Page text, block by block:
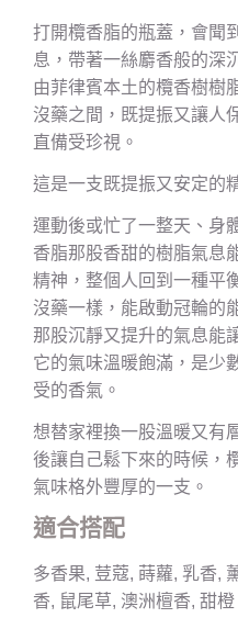
打開欖香脂的瓶蓋，會聞
息，帶著一絲麝香般的深
由菲律賓本土的欖香樹樹
沒藥之間，既提振又讓人
直備受珍視。
這是一支既提振又安定的
運動後或忙了一整天、身
香脂那股香甜的樹脂氣息
精神，整個人回到一種平
沒藥一樣，能啟動冠輪的
那股沉靜又提升的氣息能
它的氣味溫暖飽滿，是少
受的香氣。
想替家裡換一股溫暖又有
後讓自己鬆下來的時候，
氣味格外豐厚的一支。
適合搭配
多香果, 荳蔻, 蒔蘿, 乳香,
香, 鼠尾草, 澳洲檀香, 甜橙